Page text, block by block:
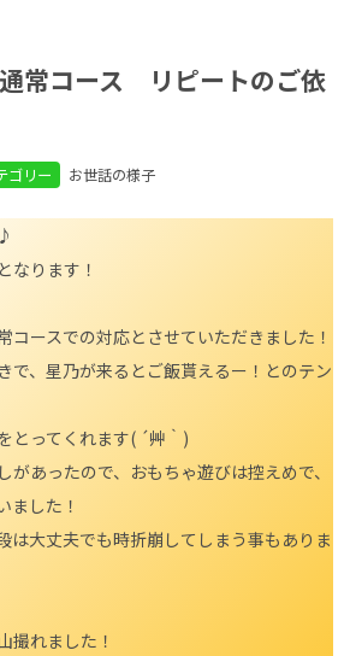
常コース リピートのご依
ゴリー お世話の様子
なります！
コースでの対応とさせていただきました！
で、星乃が来るとご飯貰えるー！とのテン
とってくれます( ´艸｀)
があったので、おもちゃ遊びは控えめで、
ました！
は大丈夫でも時折崩してしまう事もありま
撮れました！